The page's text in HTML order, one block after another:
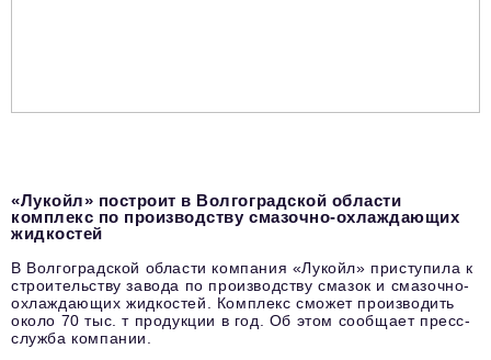
«Лукойл» построит в Волгоградской области
комплекс по производству смазочно-охлаждающих
жидкостей
В Волгоградской области компания «Лукойл» приступила к
строительству завода по производству смазок и смазочно-
охлаждающих жидкостей. Комплекс сможет производить
около 70 тыс. т продукции в год. Об этом сообщает пресс-
служба компании.